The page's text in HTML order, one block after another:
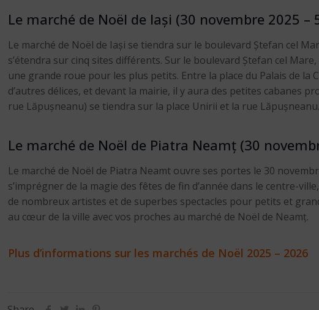
Le marché de Noël de Iași (30 novembre 2025 –
Le marché de Noël de Iași se tiendra sur le boulevard Ștefan cel
s’étendra sur cinq sites différents. Sur le boulevard Ștefan cel
une grande roue pour les plus petits. Entre la place du Palais de
d’autres délices, et devant la mairie, il y aura des petites cabanes
rue Lăpușneanu) se tiendra sur la place Unirii et la rue Lăpușneanu.
Le marché de Noël de Piatra Neamț (30
Le marché de Noël de Piatra Neamt ouvre ses portes le 30
s’imprégner de la magie des fêtes de fin d’année dans le centre-
de nombreux artistes et de superbes spectacles pour petits et
au cœur de la ville avec vos proches au marché de Noël de Neamț.
Plus d’informations sur les marchés de Noël 2025 – 2026